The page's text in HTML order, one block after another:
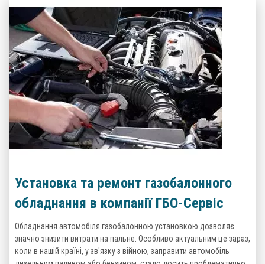
Установка та ремонт газобалонного
обладнання в компанії ГБО-Сервіс
Обладнання автомобіля газобалонною установкою дозволяє
значно знизити витрати на пальне. Особливо актуальним це зараз,
коли в нашій країні, у зв'язку з війною, заправити автомобіль